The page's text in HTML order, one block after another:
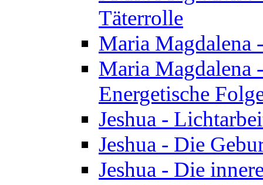
Täterrolle
Maria Magdalena
Maria Magdalena
Energetische
Jeshua -
Jeshua - Die
Jeshua - Die